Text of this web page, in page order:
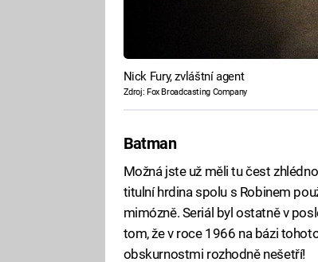
Nick Fury, zvláštní agent
Zdroj: Fox Broadcasting Company
Batman
Možná jste už měli tu čest
titulní hrdina spolu s Robinem
mimózně. Seriál byl ostatně v
tom, že v roce 1966 na bázi
obskurnostmi rozhodně nešetří!